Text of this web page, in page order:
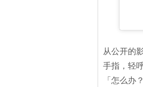
从公开的
手指，轻
「怎么办